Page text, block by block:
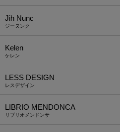
Jih Nunc
ジーヌンク
Kelen
ケレン
LESS DESIGN
レスデザイン
LIBRIO MENDONCA
リブリオメンドンサ